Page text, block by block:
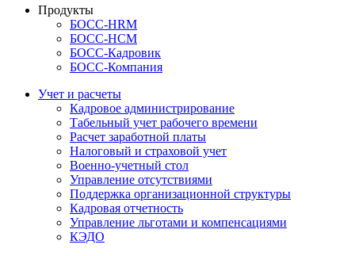
Продукты
БОСС-HRM
БОСС-HCM
БОСС-Кадровик
БОСС-Компания
Учет и расчеты
Кадровое администрирование
Табельный учет рабочего времени
Расчет заработной платы
Налоговый и страховой учет
Военно-учетный стол
Управление отсутствиями
Поддержка организационной структуры
Кадровая отчетность
Управление льготами и компенсациями
КЭДО